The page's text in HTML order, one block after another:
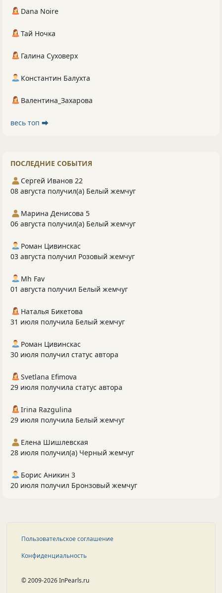
Dana Noire
Тай Ночка
Галина Суховерх
Константин Балухта
Валентина_Захарова
весь топ ⮕
ПОСЛЕДНИЕ СОБЫТИЯ
Сергей Иванов 22
08 августа получил(а) Белый жемчуг
Марина Денисова 5
06 августа получил(а) Белый жемчуг
Роман Цивинскас
03 августа получил Розовый жемчуг
Mh Fav
01 августа получил Белый жемчуг
Наталья Бикетова
31 июля получила Белый жемчуг
Роман Цивинскас
30 июля получил статус автора
Svetlana Efimova
29 июля получила статус автора
Irina Razgulina
29 июля получила Белый жемчуг
Елена Шишлевская
28 июля получил(а) Черный жемчуг
Борис Аникин 3
20 июля получил Бронзовый жемчуг
Пользовательское соглашение
Конфиденциальность
© 2009-2026 InPearls.ru